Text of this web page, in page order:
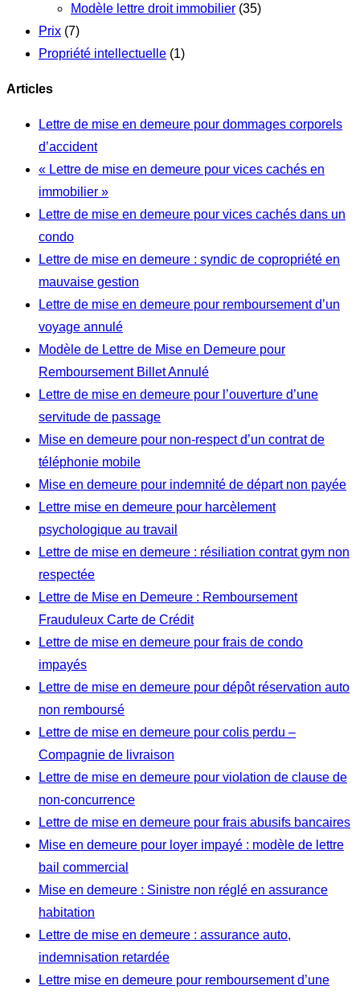
Modèle lettre droit immobilier (35)
Prix (7)
Propriété intellectuelle (1)
Articles
Lettre de mise en demeure pour dommages corporels
d’accident
« Lettre de mise en demeure pour vices cachés en
immobilier »
Lettre de mise en demeure pour vices cachés dans un
condo
Lettre de mise en demeure : syndic de copropriété en
mauvaise gestion
Lettre de mise en demeure pour remboursement d’un
voyage annulé
Modèle de Lettre de Mise en Demeure pour
Remboursement Billet Annulé
Lettre de mise en demeure pour l’ouverture d’une
servitude de passage
Mise en demeure pour non-respect d’un contrat de
téléphonie mobile
Mise en demeure pour indemnité de départ non payée
Lettre mise en demeure pour harcèlement
psychologique au travail
Lettre de mise en demeure : résiliation contrat gym non
respectée
Lettre de Mise en Demeure : Remboursement
Frauduleux Carte de Crédit
Lettre de mise en demeure pour frais de condo
impayés
Lettre de mise en demeure pour dépôt réservation auto
non remboursé
Lettre de mise en demeure pour colis perdu –
Compagnie de livraison
Lettre de mise en demeure pour violation de clause de
non-concurrence
Lettre de mise en demeure pour frais abusifs bancaires
Mise en demeure pour loyer impayé : modèle de lettre
bail commercial
Mise en demeure : Sinistre non réglé en assurance
habitation
Lettre de mise en demeure : assurance auto,
indemnisation retardée
Lettre mise en demeure pour remboursement d’une